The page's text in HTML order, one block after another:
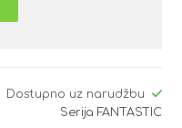
Dostupno uz narudžbu
Serija FANTASTIC